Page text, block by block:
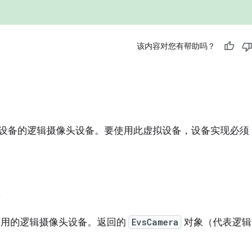
该内容对您有帮助吗？
备的逻辑摄像头设备。要使用此虚拟设备，设备实现必须
的逻辑摄像头设备。返回的 EvsCamera 对象（代表逻辑